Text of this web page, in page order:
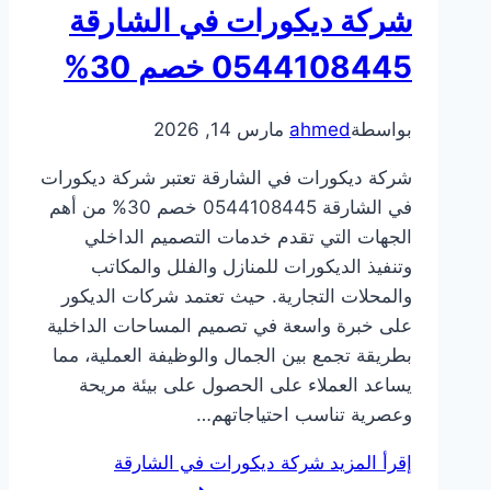
شركة ديكورات في الشارقة
0544108445 خصم 30%
بواسطةahmed مارس 14, 2026
شركة ديكورات في الشارقة تعتبر شركة ديكورات
في الشارقة 0544108445 خصم 30% من أهم
الجهات التي تقدم خدمات التصميم الداخلي
وتنفيذ الديكورات للمنازل والفلل والمكاتب
والمحلات التجارية. حيث تعتمد شركات الديكور
على خبرة واسعة في تصميم المساحات الداخلية
بطريقة تجمع بين الجمال والوظيفة العملية، مما
يساعد العملاء على الحصول على بيئة مريحة
وعصرية تناسب احتياجاتهم…
إقرأ المزيد شركة ديكورات في الشارقة